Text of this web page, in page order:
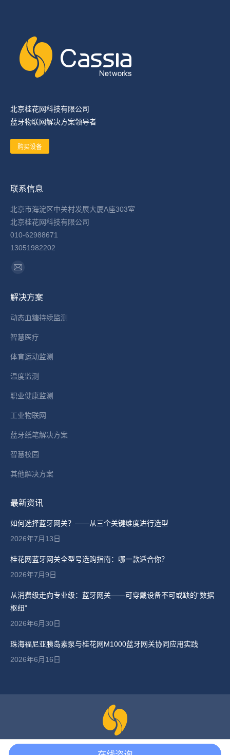
北京桂花网科技有限公司
蓝牙物联网解决方案领导者
购买设备
联系信息
北京市海淀区中关村发展大厦A座303室
北京桂花网科技有限公司
010-62988671
13051982202
找到我们：
Mail
opens
in
window
解决方案
动态血糖持续监测
智慧医疗
体育运动监测
温度监测
职业健康监测
工业物联网
蓝牙纸笔解决方案
智慧校园
其他解决方案
最新资讯
如何选择蓝牙网关？——从三个关键维度进行选型
2026年7月13日
桂花网蓝牙网关全型号选购指南：哪一款适合你？
2026年7月9日
从消费级走向专业级：蓝牙网关——可穿戴设备不可或缺的“数据
枢纽”
2026年6月30日
珠海福尼亚胰岛素泵与桂花网M1000蓝牙网关协同应用实践
2026年6月16日
版权所有 © 2024 北京桂花网科技有限公司 京ICP备15040011号-2.